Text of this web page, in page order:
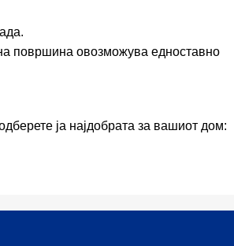
површина овозможува едноставно
ја најдобрата за вашиот дом: